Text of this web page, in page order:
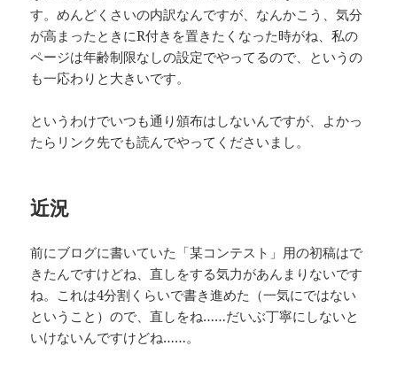
す。めんどくさいの内訳なんですが、なんかこう、気分
が高まったときにR付きを置きたくなった時がね、私の
ページは年齢制限なしの設定でやってるので、というの
も一応わりと大きいです。
というわけでいつも通り頒布はしないんですが、よかっ
たらリンク先でも読んでやってくださいまし。
近況
前にブログに書いていた「某コンテスト」用の初稿はで
きたんですけどね、直しをする気力があんまりないです
ね。これは4分割くらいで書き進めた（一気にではない
ということ）ので、直しをね……だいぶ丁寧にしないと
いけないんですけどね……。